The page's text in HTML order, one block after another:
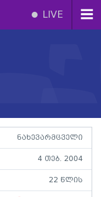
LIVE
ნახევარმცველი
4 თებ. 2004
22 წლის